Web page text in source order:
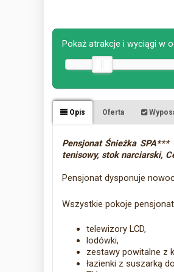
Pokaż atrakcje i wyciągi w
Opis Oferta
Pensjonat Śnieżka
tenisowy, stok narciarski,
Pensjonat dysponuje
Wszystkie pokoje
telewizory LCD,
lodówki,
zestawy powitalne z
łazienki z suszarką